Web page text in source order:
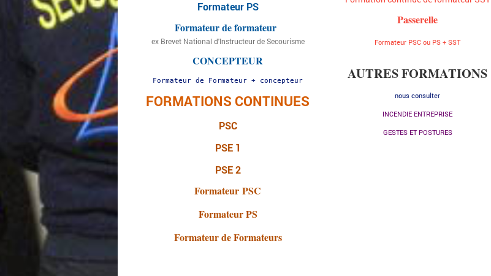
Formateur PS
Formateur de formateur
ex Brevet National d'Instructeur de Secourisme
CONCEPTEUR
Formateur de Formateur + concepteur﻿
FORMATIONS CONTINUES
PSC
PSE 1
PSE 2
Formateur PSC
Formateur PS
Formateur de Formateurs
Passerelle
Formateur PSC ou PS + SST
AUTRES FORMATIONS
nous consulter
INCENDIE ENTREPRISE
GESTES ET POSTURES